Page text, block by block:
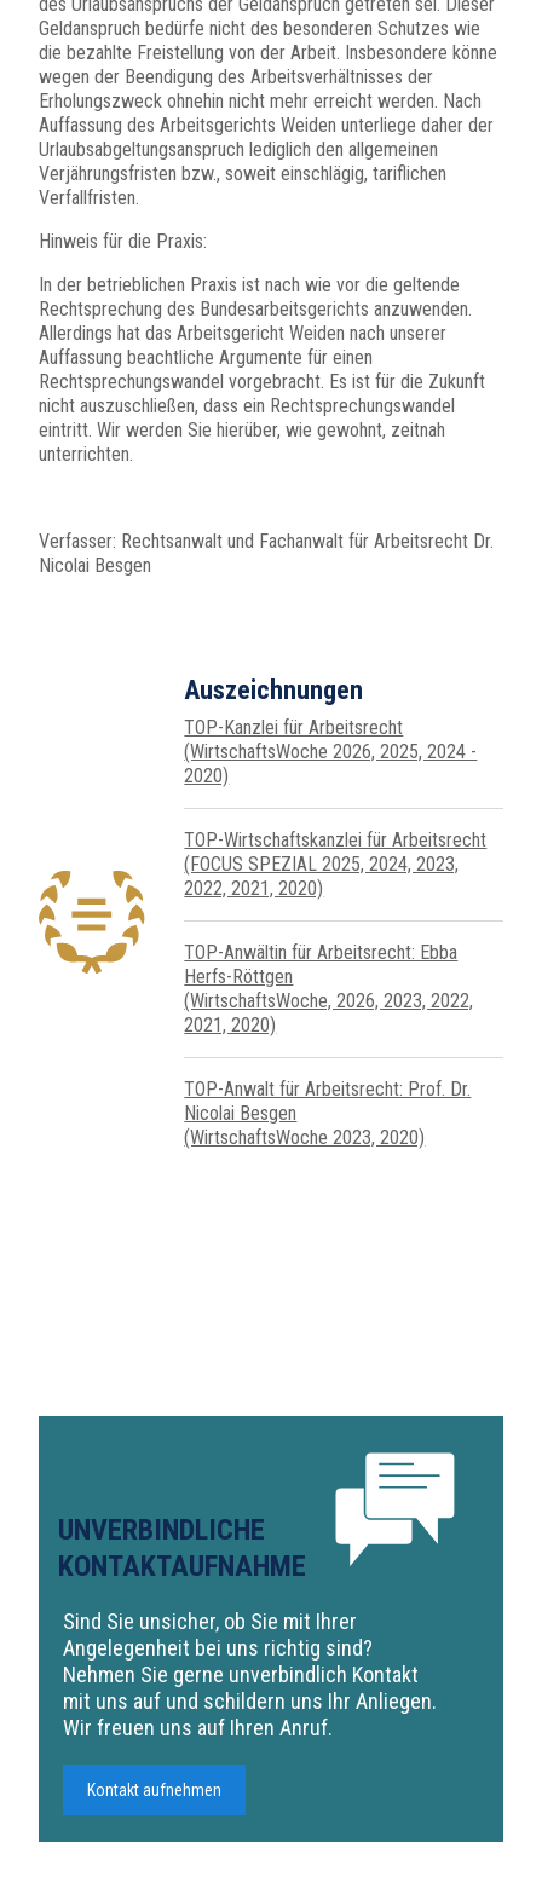
Geldanspruch bedürfe nicht des besonderen Schutzes wie
die bezahlte Freistellung von der Arbeit. Insbesondere könne
wegen der Beendigung des Arbeitsverhältnisses der
Erholungszweck ohnehin nicht mehr erreicht werden. Nach
Auffassung des Arbeitsgerichts Weiden unterliege daher der
Urlaubsabgeltungsanspruch lediglich den allgemeinen
Verjährungsfristen bzw., soweit einschlägig, tariflichen
Verfallfristen.
Hinweis für die Praxis:
In der betrieblichen Praxis ist nach wie vor die geltende
Rechtsprechung des Bundesarbeitsgerichts anzuwenden.
Allerdings hat das Arbeitsgericht Weiden nach unserer
Auffassung beachtliche Argumente für einen
Rechtsprechungswandel vorgebracht. Es ist für die Zukunft
nicht auszuschließen, dass ein Rechtsprechungswandel
eintritt. Wir werden Sie hierüber, wie gewohnt, zeitnah
unterrichten.
Verfasser: Rechtsanwalt und Fachanwalt für Arbeitsrecht Dr.
Nicolai Besgen
Auszeichnungen
TOP-Kanzlei für Arbeitsrecht
(WirtschaftsWoche 2026, 2025, 2024 -
2020)
TOP-Wirtschafts­kanzlei für Arbeits­recht
(FOCUS SPEZIAL 2025, 2024, 2023,
2022, 2021, 2020)
TOP-Anwältin für Arbeitsrecht: Ebba
Herfs-Röttgen
(WirtschaftsWoche, 2026, 2023, 2022,
2021, 2020)
TOP-Anwalt für Arbeitsrecht: Prof. Dr.
Nicolai Besgen
(WirtschaftsWoche 2023, 2020)
UNVERBINDLICHE
KONTAKTAUFNAHME
Sind Sie unsicher, ob Sie mit Ihrer
Angelegenheit bei uns richtig sind?
Nehmen Sie gerne unverbindlich Kontakt
mit uns auf und schildern uns Ihr Anliegen.
Wir freuen uns auf Ihren Anruf.
Kontakt aufnehmen